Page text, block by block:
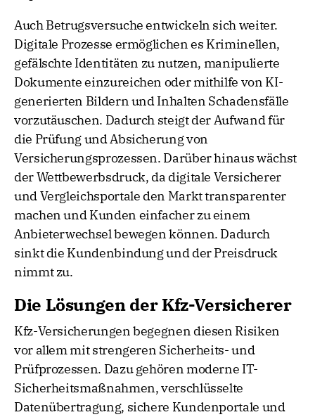
Auch Betrugsversuche entwickeln sich weiter.
Digitale Prozesse ermöglichen es Kriminellen,
gefälschte Identitäten zu nutzen, manipulierte
Dokumente einzureichen oder mithilfe von KI-
generierten Bildern und Inhalten Schadensfälle
vorzutäuschen. Dadurch steigt der Aufwand für
die Prüfung und Absicherung von
Versicherungsprozessen. Darüber hinaus wächst
der Wettbewerbsdruck, da digitale Versicherer
und Vergleichsportale den Markt transparenter
machen und Kunden einfacher zu einem
Anbieterwechsel bewegen können. Dadurch
sinkt die Kundenbindung und der Preisdruck
nimmt zu.
Die Lösungen der Kfz-Versicherer
Kfz-Versicherungen begegnen diesen Risiken
vor allem mit strengeren Sicherheits- und
Prüfprozessen. Dazu gehören moderne IT-
Sicherheitsmaßnahmen, verschlüsselte
Datenübertragung, sichere Kundenportale und